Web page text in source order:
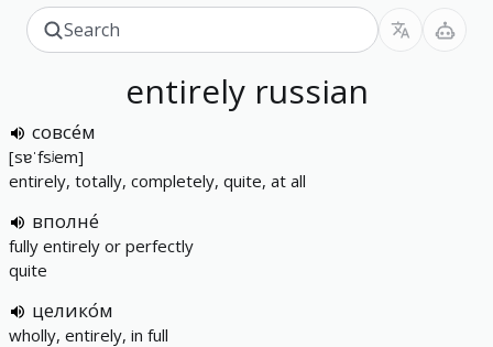
entirely russian
совсе́м
[sɐˈfsʲem]
entirely, totally, completely, quite, at all
вполне́
fully entirely or perfectly
quite
целико́м
wholly, entirely, in full